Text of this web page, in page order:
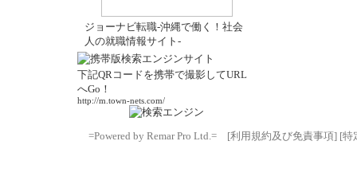
ジョーナビ転職-沖縄で働く！社会
人の就職情報サイト-
下記QRコードを携帯で撮影してURL
へGo！
http://m.town-nets.com/
=Powered by Remar Pro Ltd.= [利用規約及び免責事項] [特